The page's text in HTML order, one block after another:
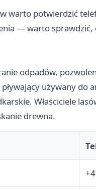
warto potwierdzić
— warto
odpadów,
używany do
Właściciele
drewna.